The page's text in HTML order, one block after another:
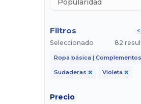
Filtros
Seleccionado
82
Ropa básica | Complementos
Sudaderas Violeta
Precio